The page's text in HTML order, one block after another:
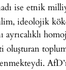
ise etnik
ideolojik
ayrıcalıklı